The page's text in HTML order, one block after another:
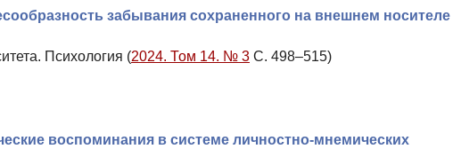
забывания сохраненного на внешнем носителе
Психология (2024. Том 14. № 3 С. 498–515)
воспоминания в системе личностно-мнемических